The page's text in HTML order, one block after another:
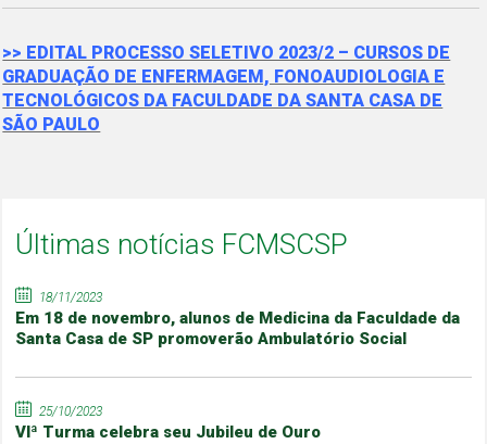
>> EDITAL PROCESSO SELETIVO 2023/2 – CURSOS DE
GRADUAÇÃO DE ENFERMAGEM, FONOAUDIOLOGIA E
TECNOLÓGICOS DA FACULDADE DA SANTA CASA DE
SÃO PAULO
Últimas notícias FCMSCSP
18/11/2023
Em 18 de novembro, alunos de Medicina da Faculdade da
Santa Casa de SP promoverão Ambulatório Social
25/10/2023
VIª Turma celebra seu Jubileu de Ouro